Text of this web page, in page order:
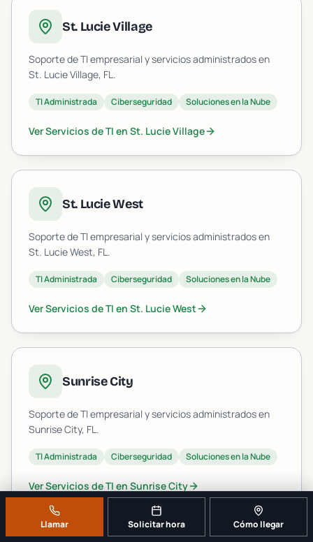
St. Lucie Village
Soporte de TI empresarial y servicios administrados en
St. Lucie Village, FL.
TI Administrada Ciberseguridad Soluciones en la Nube
Ver Servicios de TI en St. Lucie Village
St. Lucie West
Soporte de TI empresarial y servicios administrados en
St. Lucie West, FL.
TI Administrada Ciberseguridad Soluciones en la Nube
Ver Servicios de TI en St. Lucie West
Sunrise City
Soporte de TI empresarial y servicios administrados en
Sunrise City, FL.
TI Administrada Ciberseguridad Soluciones en la Nube
Ver Servicios de TI en Sunrise City
Llamar Solicitar hora Cómo llegar